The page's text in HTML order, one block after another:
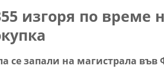
изгоря по време
се запали на магистрала